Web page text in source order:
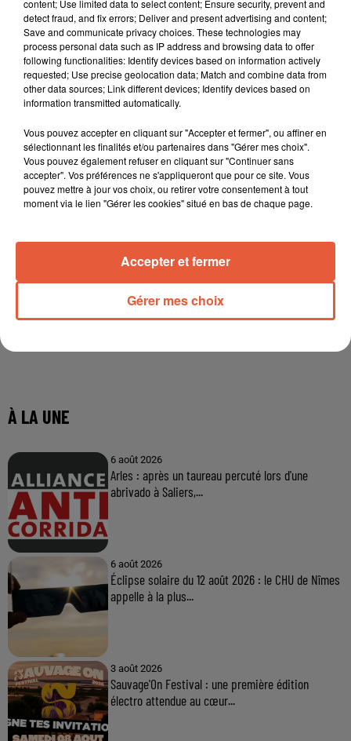
À LA UNE
6 août 2026
Arles : après un taureau percuté lors d'une
abrivado à Saliers,...
6 août 2026
Éclipse solaire du 12 août 2026 : le CHU de Nîmes
appelle à la plus...
3 août 2026
Sauvage'On Festival : une première édition
électro attendue au cœur...
content; Use limited data to select content; Ensure security, prevent and
detect fraud, and fix errors; Deliver and present advertising and content;
Save and communicate privacy choices. These technologies may
process personal data such as IP address and browsing data to offer
following functionalities: Identify devices based on information actively
requested; Use precise geolocation data; Match and combine data from
other data sources; Link different devices; Identify devices based on
information transmitted automatically.
Vous pouvez accepter en cliquant sur "Accepter et fermer", ou affiner en
sélectionnant les finalités et/ou partenaires dans "Gérer mes choix".
Vous pouvez également refuser en cliquant sur "Continuer sans
accepter". Vos préférences ne s'appliqueront que pour ce site. Vous
pouvez mettre à jour vos choix, ou retirer votre consentement à tout
moment via le lien "Gérer les cookies" situé en bas de chaque page.
Gérer mes choix
Accepter et fermer